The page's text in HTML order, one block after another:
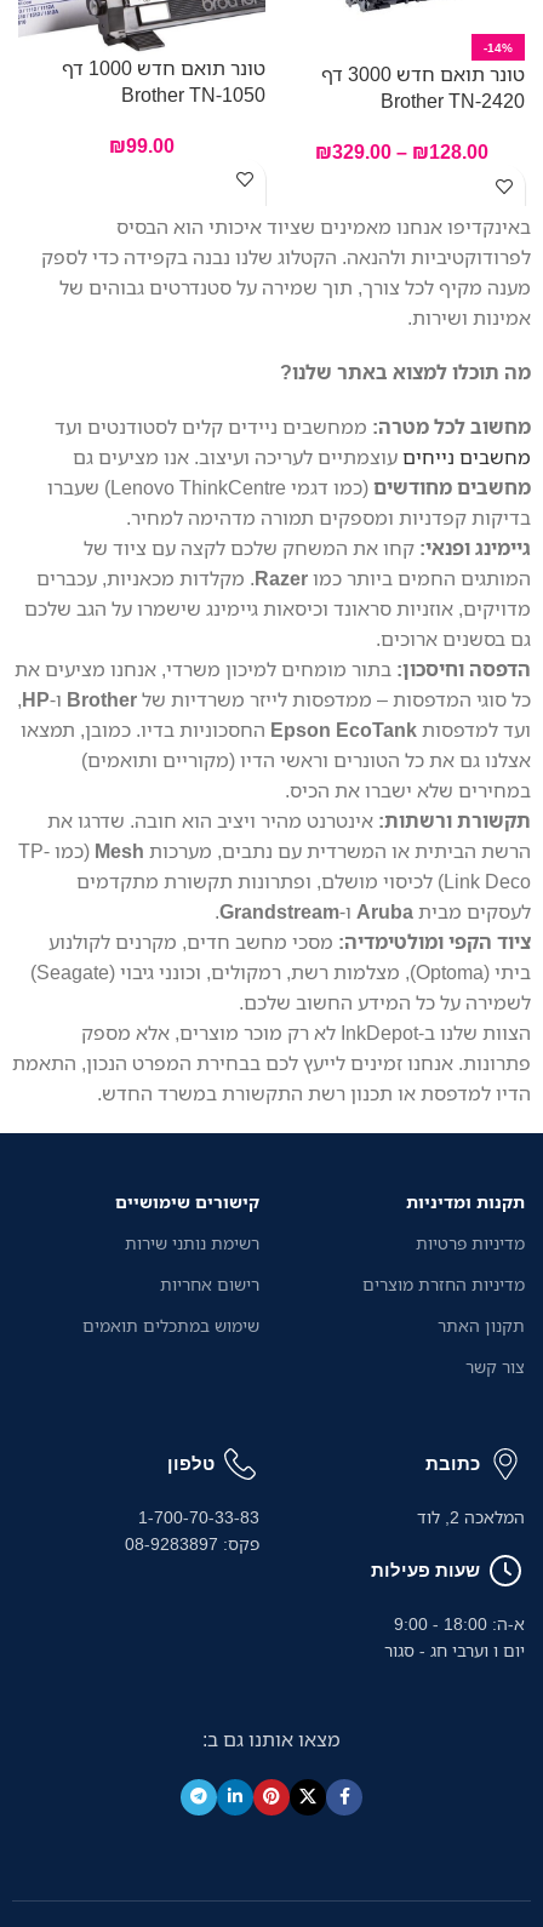
J4340DW משלב פונקציות
מגוונות במארז קומפקטי אך חזק,
מה שהופך אותו לשותף המושלם
במשרד הביתי שלכם.
-14%
טונר תואם חדש 3000 דף
Brother TN-2420
₪128.00
–
₪329.00
טונר תואם חדש 1000 דף
Brother TN-1050
₪99.00
באינקדיפו אנחנו מאמינים שציוד איכותי הוא הבסיס
לפרודוקטיביות ולהנאה. הקטלוג שלנו נבנה בקפידה כדי לספק
מענה מקיף לכל צורך, תוך שמירה על סטנדרטים גבוהים של
אמינות ושירות.
מה תוכלו למצוא באתר שלנו?
מחשוב לכל מטרה: ממחשבים ניידים קלים לסטודנטים ועד
מחשבים נייחיםעוצמתיים לעריכה ועיצוב. אנו מציעים גם
מחשבים מחודשים
(כמו דגמי Lenovo ThinkCentre) שעברו
בדיקות קפדניות ומספקים תמורה מדהימה למחיר.
גיימינג ופנאי: קחו את המשחק שלכם לקצה עם ציוד של
המותגים החמים ביותר כמוRazer. מקלדות מכאניות, עכברים
מדויקים, אוזניות סראונד וכיסאות גיימינג שישמרו על הגב שלכם
גם בסשנים ארוכים.
הדפסה וחיסכון: בתור מומחים למיכון משרדי, אנחנו מציעים את
כל סוגי המדפסות – ממדפסות לייזר משרדיות שלBrother ו-HP
,
ועד למדפסותEpson EcoTank החסכוניות בדיו. כמובן, תמצאו
אצלנו גם את כל הטונרים וראשי הדיו (מקוריים ותואמים)
במחירים שלא ישברו את הכיס.
תקשורת ורשתות: אינטרנט מהיר ויציב הוא חובה. שדרגו את
הרשת הביתית או המשרדית עם נתבים, מערכות Mesh
(כמו TP-
Link Deco) לכיסוי מושלם, ופתרונות תקשורת מתקדמים
לעסקים מביתAruba ו-Grandstream
.
ציוד הקפי ומולטימדיה: מסכי מחשב חדים, מקרנים לקולנוע
ביתי (Optoma), מצלמות רשת, רמקולים, וכונני גיבוי (Seagate)
לשמירה על כל המידע החשוב שלכם.
הצוות שלנו ב-InkDepot לא רק מוכר מוצרים, אלא מספק
פתרונות. אנחנו זמינים לייעץ לכם בבחירת המפרט הנכון, התאמת
הדיו למדפסת או תכנון רשת התקשורת במשרד החדש.
תקנות ומדיניות
מדיניות פרטיות
מדיניות החזרת מוצרים
תקנון האתר
צור קשר
קישורים שימושיים
רשימת נותני שירות
רישום אחריות
שימוש במתכלים תואמים
כתובת
המלאכה 2, לוד
שעות פעילות
א-ה: 18:00 - 9:00
יום ו וערבי חג - סגור
טלפון
1-700-70-33-83
פקס: 08-9283897
מצאו אותנו גם ב: